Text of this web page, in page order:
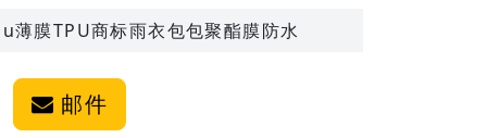
薄膜TPU商标雨衣包包聚酯膜防水
邮件